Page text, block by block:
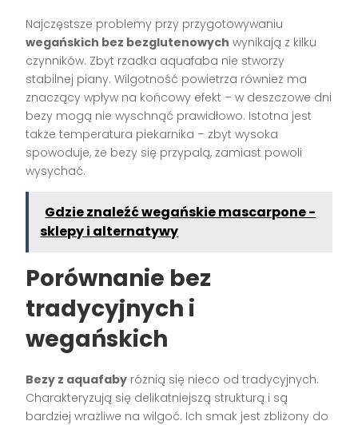
Najczęstsze problemy przy przygotowywaniu
wegańskich bez bezglutenowych wynikają z kilku
czynników. Zbyt rzadka aquafaba nie stworzy
stabilnej piany. Wilgotność powietrza również ma
znaczący wpływ na końcowy efekt – w deszczowe dni
bezy mogą nie wyschnąć prawidłowo. Istotna jest
także temperatura piekarnika – zbyt wysoka
spowoduje, że bezy się przypalą, zamiast powoli
wysychać.
Gdzie znaleźć wegańskie mascarpone -
sklepy i alternatywy
Porównanie bez
tradycyjnych i
wegańskich
Bezy z aquafaby różnią się nieco od tradycyjnych.
Charakteryzują się delikatniejszą strukturą i są
bardziej wrażliwe na wilgoć. Ich smak jest zbliżony do